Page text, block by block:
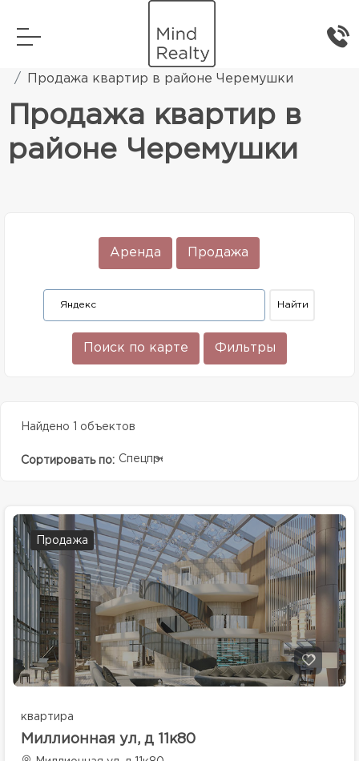
Элитная жилая недвижимость
Продажа квартир в районе Черемушки
Продажа квартир в
районе Черемушки
Аренда Продажа
Поиск по карте Фильтры
Найдено 1 объектов
Сортировать по: Спецпредолжение
Продажа
квартира
Миллионная ул, д 11к80